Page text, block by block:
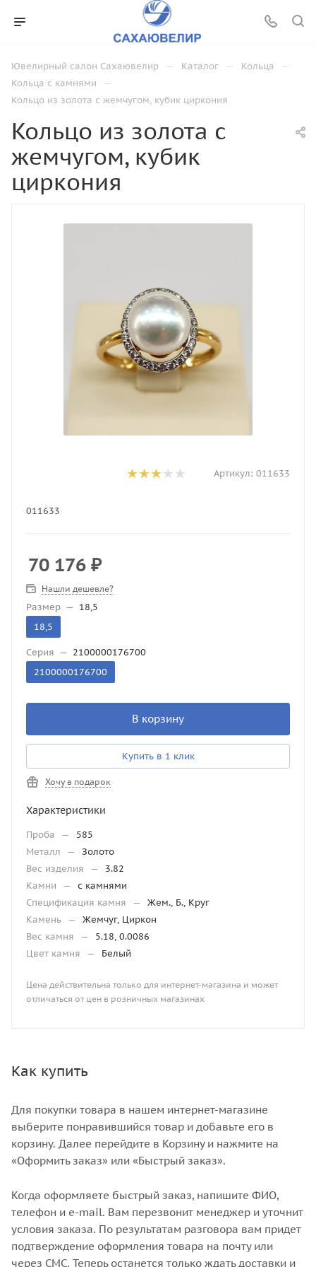
Ювелирный салон Сахаювелир — Каталог — Кольца —
Кольца с камнями —
Кольцо из золота с жемчугом, кубик циркония
Кольцо из золота с
жемчугом, кубик
циркония
Артикул: 011633
011633
70 176 ₽
Нашли дешевле?
Размер — 18,5
18,5
Серия — 2100000176700
2100000176700
В корзину
Купить в 1 клик
Хочу в подарок
Характеристики
Проба —
585
Металл
—
Золото
Вес изделия
—
3.82
Камни
—
с камнями
Спецификация камня
—
Жем., Б., Круг
Камень —
Жемчуг, Циркон
Вес камня
—
5.18, 0.0086
Цвет камня
— Белый
Цена действительна только для интернет-магазина и может
отличаться от цен в розничных магазинах
Как купить
Для покупки товара в нашем интернет-магазине
выберите понравившийся товар и добавьте его в
корзину. Далее перейдите в Корзину и нажмите на
«Оформить заказ» или «Быстрый заказ».
Когда оформляете быстрый заказ, напишите ФИО,
телефон и e-mail. Вам перезвонит менеджер и уточнит
условия заказа. По результатам разговора вам придет
подтверждение оформления товара на почту или
через СМС. Теперь останется только ждать доставки и